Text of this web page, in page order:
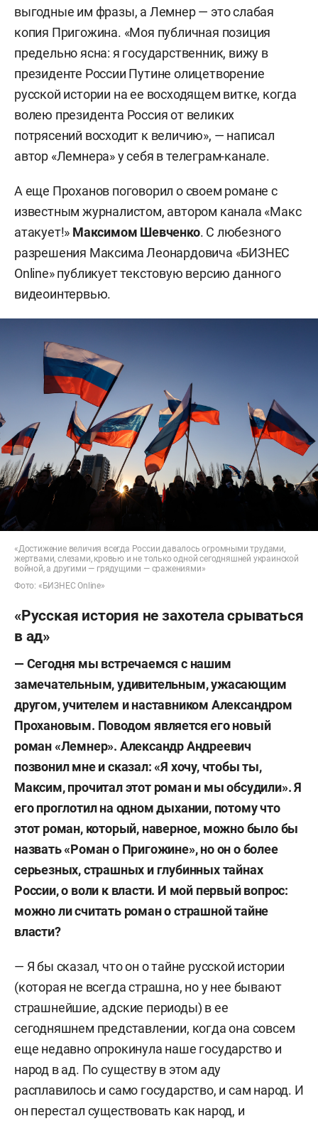
выгодные им фразы, а Лемнер — это слабая
копия Пригожина. «Моя публичная позиция
предельно ясна: я государственник, вижу в
президенте России Путине олицетворение
русской истории на ее восходящем витке, когда
волею президента Россия от великих
потрясений восходит к величию», — написал
автор «Лемнера» у себя в телеграм-канале.
А еще Проханов поговорил о своем романе с
известным журналистом, автором канала «Макс
атакует!» Максимом Шевченко. С любезного
разрешения Максима Леонардовича «БИЗНЕС
Online» публикует текстовую версию данного
видеоинтервью.
«Достижение величия всегда России давалось огромными трудами,
жертвами, слезами, кровью и не только одной сегодняшней украинской
войной, а другими — грядущими — сражениями»
Фото: «БИЗНЕС Online»
«Русская история не захотела срываться
в ад»
— Сегодня мы встречаемся с нашим
замечательным, удивительным, ужасающим
другом, учителем и наставником Александром
Прохановым. Поводом является его новый
роман «Лемнер». Александр Андреевич
позвонил мне и сказал: «Я хочу, чтобы ты,
Максим, прочитал этот роман и мы обсудили». Я
его проглотил на одном дыхании, потому что
этот роман, который, наверное, можно было бы
назвать «Роман о Пригожине», но он о более
серьезных, страшных и глубинных тайнах
России, о воли к власти. И мой первый вопрос:
можно ли считать роман о страшной тайне
власти?
— Я бы сказал, что он о тайне русской истории
(которая не всегда страшна, но у нее бывают
страшнейшие, адские периоды) в ее
сегодняшнем представлении, когда она совсем
еще недавно опрокинула наше государство и
народ в ад. По существу в этом аду
расплавилось и само государство, и сам народ. И
он перестал существовать как народ, и